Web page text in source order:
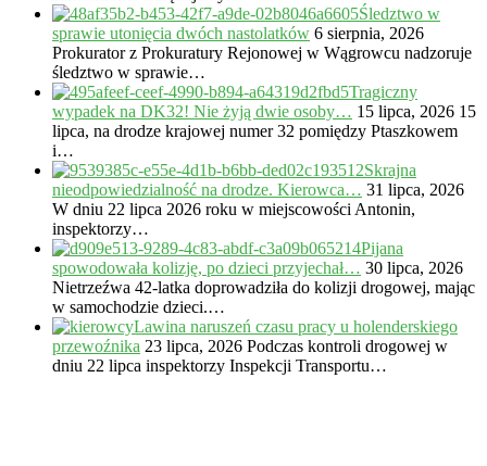
Śledztwo w
sprawie utonięcia dwóch nastolatków 6 sierpnia, 2026
Prokurator z Prokuratury Rejonowej w Wągrowcu nadzoruje
śledztwo w sprawie…
Tragiczny
wypadek na DK32! Nie żyją dwie osoby… 15 lipca, 2026 15
lipca, na drodze krajowej numer 32 pomiędzy Ptaszkowem
i…
Skrajna
nieodpowiedzialność na drodze. Kierowca… 31 lipca, 2026
W dniu 22 lipca 2026 roku w miejscowości Antonin,
inspektorzy…
Pijana
spowodowała kolizję, po dzieci przyjechał… 30 lipca, 2026
Nietrzeźwa 42-latka doprowadziła do kolizji drogowej, mając
w samochodzie dzieci.…
Lawina naruszeń czasu pracy u holenderskiego
przewoźnika 23 lipca, 2026 Podczas kontroli drogowej w
dniu 22 lipca inspektorzy Inspekcji Transportu…